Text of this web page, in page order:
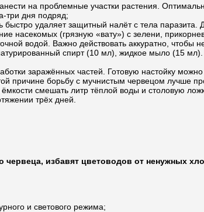
на проблемные участки растения.
три дня подряд;
удаляет защитный налёт с тела
насекомых (грязную «вату») с зелени,
водой. Важно действовать аккуратно, чтобы
спирт (10 мл), жидкое мыло (15
заражённых частей. Готовую настойку
причине борьбу с мучнистым червецом лучше
ёмкости смешать литр тёплой воды и столовую
трёх дней.
избавят цветоводов от ненужных
и светового режима;